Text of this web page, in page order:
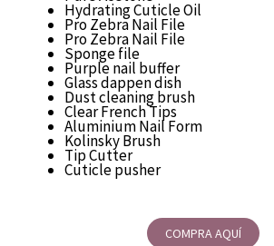
Hydrating Cuticle Oil
Pro Zebra Nail File
Pro Zebra Nail File
Sponge file
Purple nail buffer
Glass dappen dish
Dust cleaning brush
Clear French Tips
Aluminium Nail Form
Kolinsky Brush
Tip Cutter
Cuticle pusher
COMPRA AQUÍ